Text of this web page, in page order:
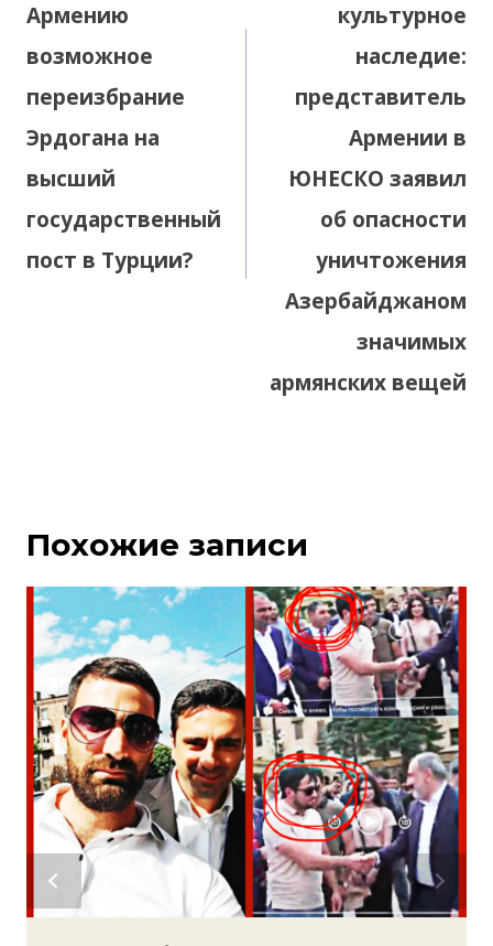
Армению
возможное
переизбрание
Эрдогана на
высший
государственный
пост в Турции?
культурное
наследие:
представитель
Армении в
ЮНЕСКО заявил
об опасности
уничтожения
Азербайджаном
значимых
армянских вещей
Похожие записи